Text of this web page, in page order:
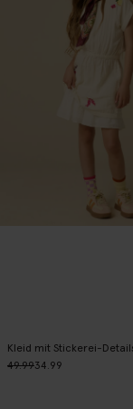
Kleid mit Stickerei-
49.9934.99